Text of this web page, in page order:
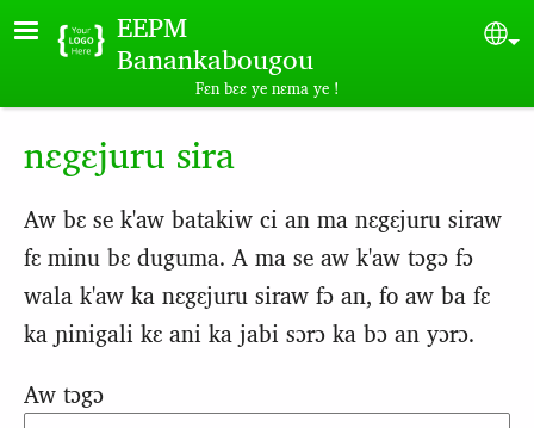
Skip to main content
EEPM
Banankabougou
Fɛn bɛɛ ye nɛma ye !
nɛgɛjuru sira
Aw bɛ se k'aw batakiw ci an ma nɛgɛjuru siraw
fɛ minu bɛ duguma. A ma se aw k'aw tɔgɔ fɔ
wala k'aw ka nɛgɛjuru siraw fɔ an, fo aw ba fɛ
ka ɲinigali kɛ ani ka jabi sɔrɔ ka bɔ an yɔrɔ.
Aw tɔgɔ